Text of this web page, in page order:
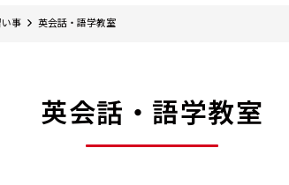
事 英会話・語学教室
英会話・語学教室